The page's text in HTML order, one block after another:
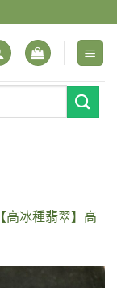
【高冰種翡翠】高